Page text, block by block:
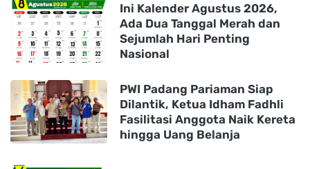
Ini Kalender Agustus 2026,
Ada Dua Tanggal Merah dan
Sejumlah Hari Penting
Nasional
PWI Padang Pariaman Siap
Dilantik, Ketua Idham Fadhli
Fasilitasi Anggota Naik Kereta
hingga Uang Belanja